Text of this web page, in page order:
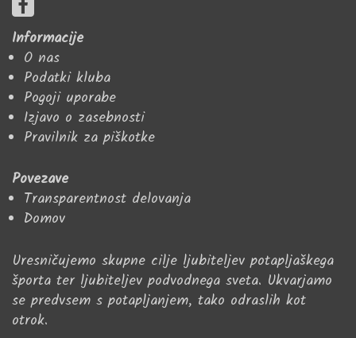
Informacije
O nas
Podatki kluba
Pogoji uporabe
Izjavo o zasebnosti
Pravilnik za piškotke
Povezave
Transparentnost delovanja
Domov
Uresničujemo skupne cilje ljubiteljev potapljaškega
športa ter ljubiteljev podvodnega sveta. Ukvarjamo
se predvsem s potapljanjem, tako odraslih kot
otrok.